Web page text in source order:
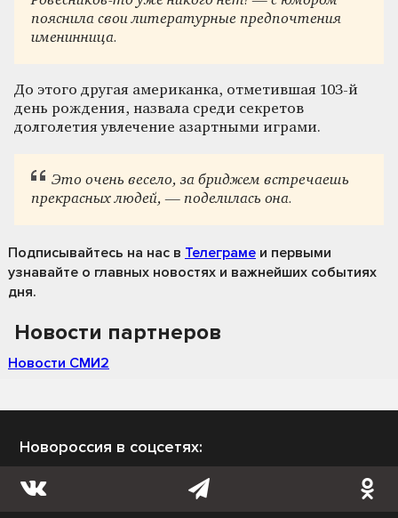
пояснила свои литературные предпочтения
именинница.
До этого другая американка, отметившая 103-й
день рождения, назвала среди секретов
долголетия увлечение азартными играми.
Это очень весело, за бриджем встречаешь
прекрасных людей, — поделилась она.
Подписывайтесь на нас в Телеграме и первыми
узнавайте о главных новостях и важнейших событиях
дня.
Новости партнеров
Новости СМИ2
Новороссия в соцсетях: